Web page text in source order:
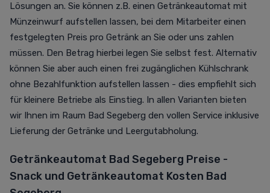
Lösungen an. Sie können z.B. einen Getränkeautomat mit
Münzeinwurf aufstellen lassen, bei dem Mitarbeiter einen
festgelegten Preis pro Getränk an Sie oder uns zahlen
müssen. Den Betrag hierbei legen Sie selbst fest. Alternativ
können Sie aber auch einen frei zugänglichen Kühlschrank
ohne Bezahlfunktion aufstellen lassen - dies empfiehlt sich
für kleinere Betriebe als Einstieg. In allen Varianten bieten
wir Ihnen im Raum Bad Segeberg den vollen Service inklusive
Lieferung der Getränke und Leergutabholung.
Getränkeautomat Bad Segeberg Preise -
Snack und Getränkeautomat Kosten Bad